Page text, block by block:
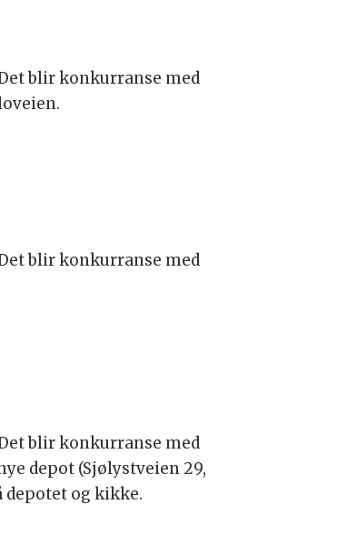
blir konkurranse med
blir konkurranse med
blir konkurranse med
depot (Sjølystveien 29,
depotet og kikke.